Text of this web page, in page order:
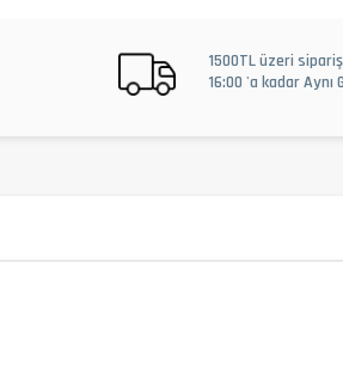
1500TL üzeri
16:00 'a kadar Aynı